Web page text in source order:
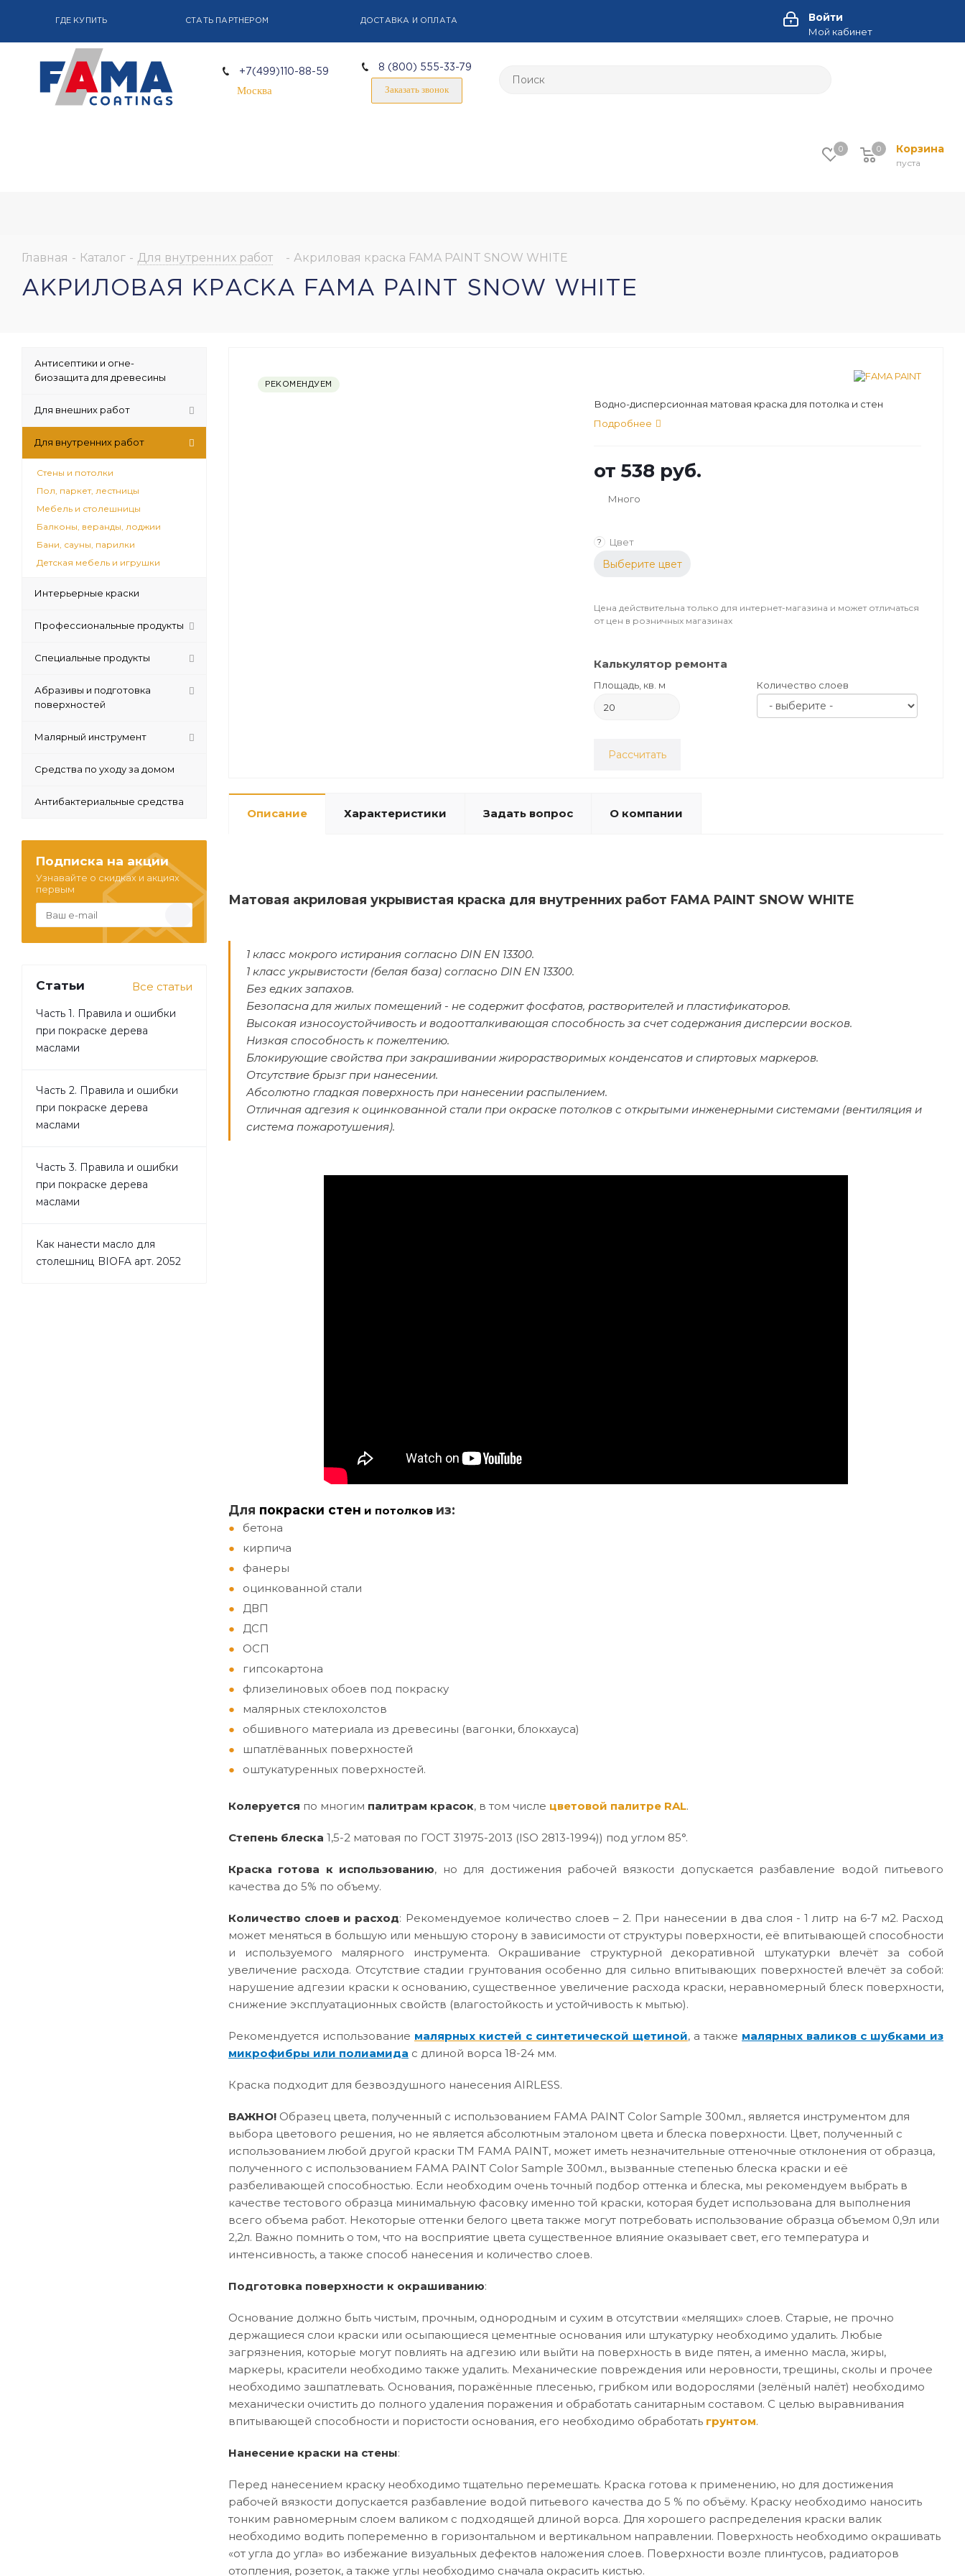
ГДЕ КУПИТЬ СТАТЬ ПАРТНЕРОМ ДОСТАВКА И ОПЛАТА Войти
Мой кабинет
+7(499)110-88-59
Москва
8 (800) 555-33-79
Заказать звонок
0 Корзина
пуста
0
Главная - Каталог - Для внутренних работ - Акриловая краска FAMA PAINT SNOW WHITE
АКРИЛОВАЯ КРАСКА FAMA PAINT SNOW WHITE
РЕКОМЕНДУЕМ
Водно-дисперсионная матовая краска для потолка и стен
Подробнее
от 538 руб.
Много
? Цвет
Выберите цвет
Цена действительна только для интернет-магазина и может отличаться
от цен в розничных магазинах
Калькулятор ремонта
Площадь, кв. м Количество слоев
Рассчитать
Описание Характеристики Задать вопрос О компании
Матовая акриловая укрывистая краска для внутренних работ FAMA PAINT SNOW WHITE
1 класс мокрого истирания согласно DIN EN 13300.
1 класс укрывистости (белая база) согласно DIN EN 13300.
Без едких запахов.
Безопасна для жилых помещений - не содержит фосфатов, растворителей и пластификаторов.
Высокая износоустойчивость и водоотталкивающая способность за счет содержания дисперсии восков.
Низкая способность к пожелтению.
Блокирующие свойства при закрашивании жирорастворимых конденсатов и спиртовых маркеров.
Отсутствие брызг при нанесении.
Абсолютно гладкая поверхность при нанесении распылением.
Отличная адгезия к оцинкованной стали при окраске потолков с открытыми инженерными системами (вентиляция и
система пожаротушения).
Для покраски стен и потолков из:
бетона
кирпича
фанеры
оцинкованной стали
ДВП
ДСП
ОСП
гипсокартона
флизелиновых обоев под покраску
малярных стеклохолстов
обшивного материала из древесины (вагонки, блокхауса)
шпатлёванных поверхностей
оштукатуренных поверхностей.
Колеруется по многим палитрам красок, в том числе цветовой палитре RAL.
Степень блеска 1,5-2 матовая по ГОСТ 31975-2013 (ISO 2813-1994)) под углом 85°.
Краска готова к использованию, но для достижения рабочей вязкости допускается разбавление водой питьевого
качества до 5% по объему.
Количество слоев и расход: Рекомендуемое количество слоев – 2. При нанесении в два слоя - 1 литр на 6-7 м2. Расход
может меняться в большую или меньшую сторону в зависимости от структуры поверхности, её впитывающей способности
и используемого малярного инструмента. Окрашивание структурной декоративной штукатурки влечёт за собой
увеличение расхода. Отсутствие стадии грунтования особенно для сильно впитывающих поверхностей влечёт за собой:
нарушение адгезии краски к основанию, существенное увеличение расхода краски, неравномерный блеск поверхности,
снижение эксплуатационных свойств (влагостойкость и устойчивость к мытью).
Рекомендуется использование малярных кистей с синтетической щетиной, а также малярных валиков с шубками из
микрофибры или полиамида с длиной ворса 18-24 мм.
Краска подходит для безвоздушного нанесения AIRLESS.
ВАЖНО! Образец цвета, полученный с использованием FAMA PAINT Color Sample 300мл., является инструментом для
выбора цветового решения, но не является абсолютным эталоном цвета и блеска поверхности. Цвет, полученный с
использованием любой другой краски ТМ FAMA PAINT, может иметь незначительные оттеночные отклонения от образца,
полученного с использованием FAMA PAINT Color Sample 300мл., вызванные степенью блеска краски и её
разбеливающей способностью. Если необходим очень точный подбор оттенка и блеска, мы рекомендуем выбрать в
качестве тестового образца минимальную фасовку именно той краски, которая будет использована для выполнения
всего объема работ. Некоторые оттенки белого цвета также могут потребовать использование образца объемом 0,9л или
2,2л. Важно помнить о том, что на восприятие цвета существенное влияние оказывает свет, его температура и
интенсивность, а также способ нанесения и количество слоев.
Подготовка поверхности к окрашиванию:
Основание должно быть чистым, прочным, однородным и сухим в отсутствии «мелящих» слоев. Старые, не прочно
держащиеся слои краски или осыпающиеся цементные основания или штукатурку необходимо удалить. Любые
загрязнения, которые могут повлиять на адгезию или выйти на поверхность в виде пятен, а именно масла, жиры,
маркеры, красители необходимо также удалить. Механические повреждения или неровности, трещины, сколы и прочее
необходимо зашпатлевать. Основания, поражённые плесенью, грибком или водорослями (зелёный налёт) необходимо
механически очистить до полного удаления поражения и обработать санитарным составом. С целью выравнивания
впитывающей способности и пористости основания, его необходимо обработать грунтом.
Нанесение краски на стены:
Перед нанесением краску необходимо тщательно перемешать. Краска готова к применению, но для достижения
рабочей вязкости допускается разбавление водой питьевого качества до 5 % по объёму. Краску необходимо наносить
тонким равномерным слоем валиком с подходящей длиной ворса. Для хорошего распределения краски валик
необходимо водить попеременно в горизонтальном и вертикальном направлении. Поверхность необходимо окрашивать
«от угла до угла» во избежание визуальных дефектов наложения слоев. Поверхности возле плинтусов, радиаторов
отопления, розеток, а также углы необходимо сначала окрасить кистью.
Антисептики и огне-
биозащита для древесины
Для внешних работ
Для внутренних работ
Стены и потолки
Пол, паркет, лестницы
Мебель и столешницы
Балконы, веранды, лоджии
Бани, сауны, парилки
Детская мебель и игрушки
Интерьерные краски
Профессиональные продукты
Специальные продукты
Абразивы и подготовка
поверхностей
Малярный инструмент
Средства по уходу за домом
Антибактериальные средства
Подписка на акции
Узнавайте о скидках и акциях
первым
Статьи Все статьи
Часть 1. Правила и ошибки
при покраске дерева
маслами
Часть 2. Правила и ошибки
при покраске дерева
маслами
Часть 3. Правила и ошибки
при покраске дерева
маслами
Как нанести масло для
столешниц BIOFA арт. 2052